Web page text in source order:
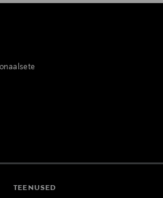
TEENUSED